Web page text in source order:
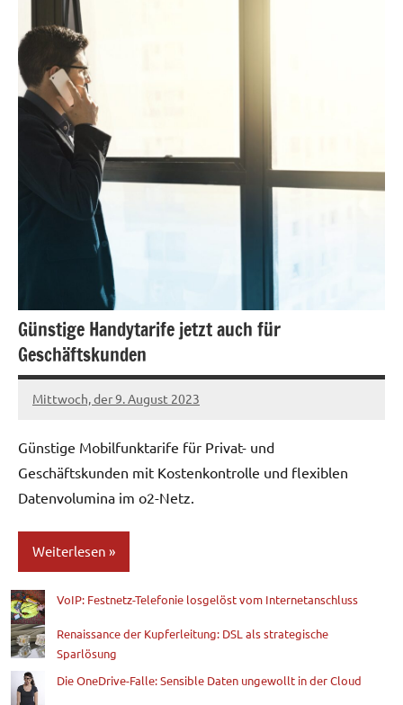
Günstige Handytarife jetzt auch für
Geschäftskunden
Mittwoch, der 9. August 2023
Patrick
Günstige Mobilfunktarife für Privat- und
Geschäftskunden mit Kostenkontrolle und flexiblen
Datenvolumina im o2-Netz.
Weiterlesen
Blog VoIP: Festnetz-Telefonie losgelöst vom Internetanschluss
Renaissance der Kupferleitung: DSL als strategische
Sparlösung
Die OneDrive-Falle: Sensible Daten ungewollt in der Cloud